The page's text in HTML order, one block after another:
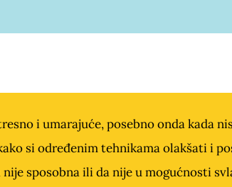
i umarajuće, posebno onda kada
si određenim tehnikama olakšati i
sposobna ili da nije u mogućnosti